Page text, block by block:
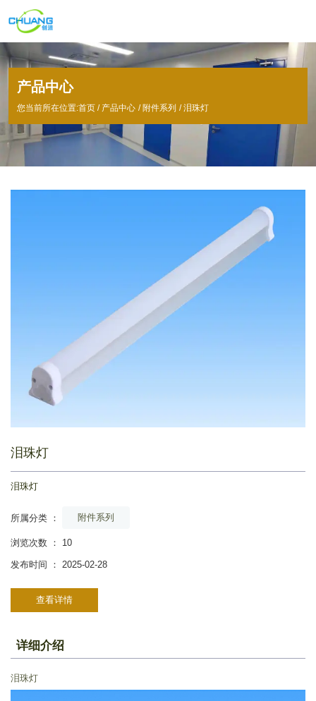
产品中心
您当前所在位置:首页 / 产品中心 / 附件系列 /泪珠灯
泪珠灯
泪珠灯
所属分类 ： 附件系列
浏览次数 ： 10
发布时间 ： 2025-02-28
查看详情
详细介绍
泪珠灯